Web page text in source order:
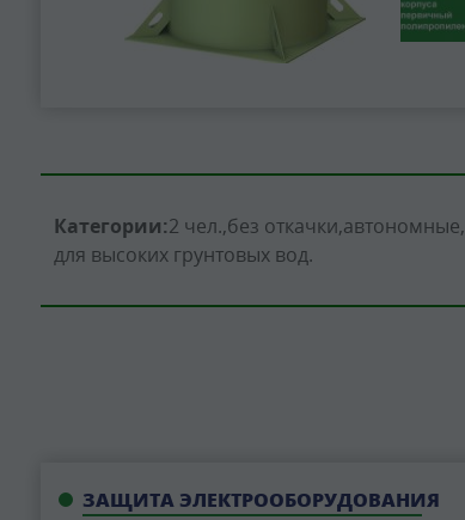
Категории:2 чел. без откачки автономные
для высоких грунтовых вод
ЗАЩИТА ЭЛЕКТРООБОРУДОВАНИЯ